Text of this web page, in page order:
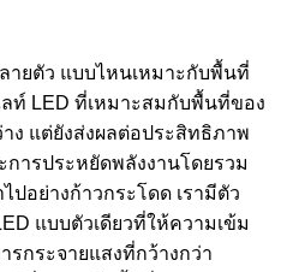
ายตัว แบบไหนเหมาะกับพื้นที่
ท์ LED ที่เหมาะสมกับพื้นที่ของ
ง แต่ยังส่งผลต่อประสิทธิภาพ
ารประหยัดพลังงานโดยรวม
อย่างก้าวกระโดด เรามีตัว
แบบตัวเดียวที่ให้ความเข้ม
รกระจายแสงที่กว้างกว่า